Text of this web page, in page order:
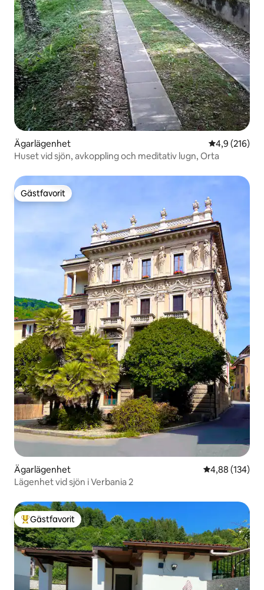
Ägarlägenhet 4,9 av 5 i
4,9 (216)
Huset vid sjön, avkoppling och meditativ lugn, Orta
Gästfavorit
Gästfavorit
Ägarlägenhet 4,88 av 5 i
4,88 (134)
Lägenhet vid sjön i Verbania 2
Populär gästfavorit
Gästfavorit